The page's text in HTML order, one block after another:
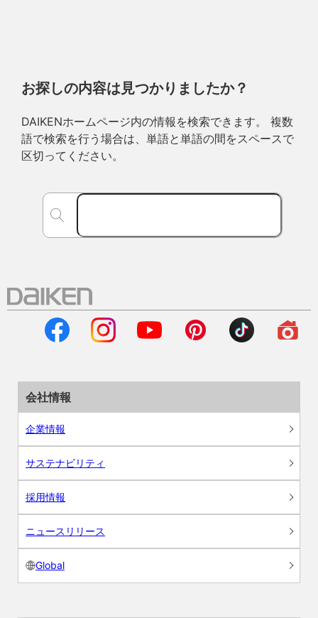
お探しの内容は見つかりましたか？
DAIKENホームページ内の情報を検索できます。 複数
語で検索を行う場合は、単語と単語の間をスペースで
区切ってください。
会社情報
企業情報
サステナビリティ
採用情報
ニュースリリース
Global